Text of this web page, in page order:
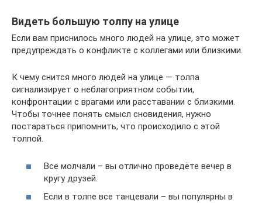
Видеть большую толпу на улице
Если вам приснилось много людей на улице, это может
предупреждать о конфликте с коллегами или близкими.
К чему снится много людей на улице — толпа
сигнализирует о неблагоприятном событии,
конфронтации с врагами или расставании с близкими.
Чтобы точнее понять смысл сновидения, нужно
постараться припомнить, что происходило с этой
толпой.
Все молчали – вы отлично проведёте вечер в
кругу друзей.
Если в толпе все танцевали – вы популярны в